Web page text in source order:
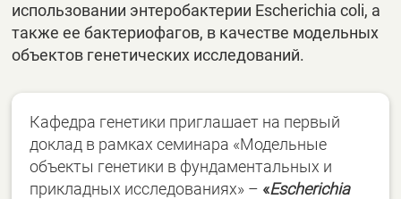
использовании энтеробактерии Escherichia coli, а
также ее бактериофагов, в качестве модельных
объектов генетических исследований.
Кафедра генетики приглашает на первый
доклад в рамках семинара «Модельные
объекты генетики в фундаментальных и
прикладных исследованиях» – «Escherichia